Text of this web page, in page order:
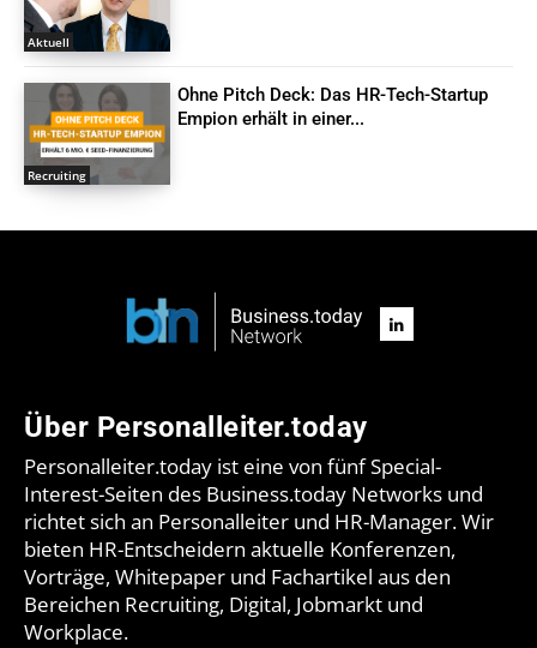
Aktuell
Recruiting
Ohne Pitch Deck: Das HR-Tech-Startup
Empion erhält in einer...
Über Personalleiter.today
Personalleiter.today ist eine von fünf Special-
Interest-Seiten des Business.today Networks und
richtet sich an Personalleiter und HR-Manager. Wir
bieten HR-Entscheidern aktuelle Konferenzen,
Vorträge, Whitepaper und Fachartikel aus den
Bereichen Recruiting, Digital, Jobmarkt und
Workplace.